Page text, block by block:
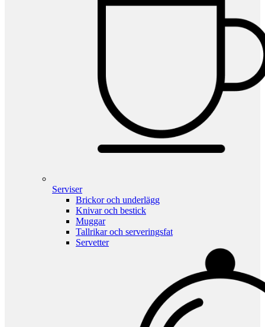
Serviser
Brickor och underlägg
Knivar och bestick
Muggar
Tallrikar och serveringsfat
Servetter